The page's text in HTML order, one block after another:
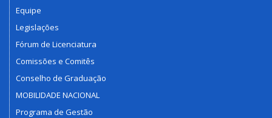
Equipe
Legislações
Fórum de Licenciatura
Comissões e Comitês
Conselho de Graduação
MOBILIDADE NACIONAL
Programa de Gestão